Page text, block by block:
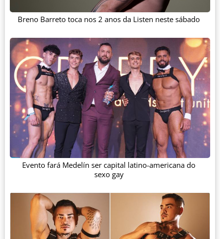
Breno Barreto toca nos 2 anos da Listen neste sábado
Evento fará Medelín ser capital latino-americana do
sexo gay